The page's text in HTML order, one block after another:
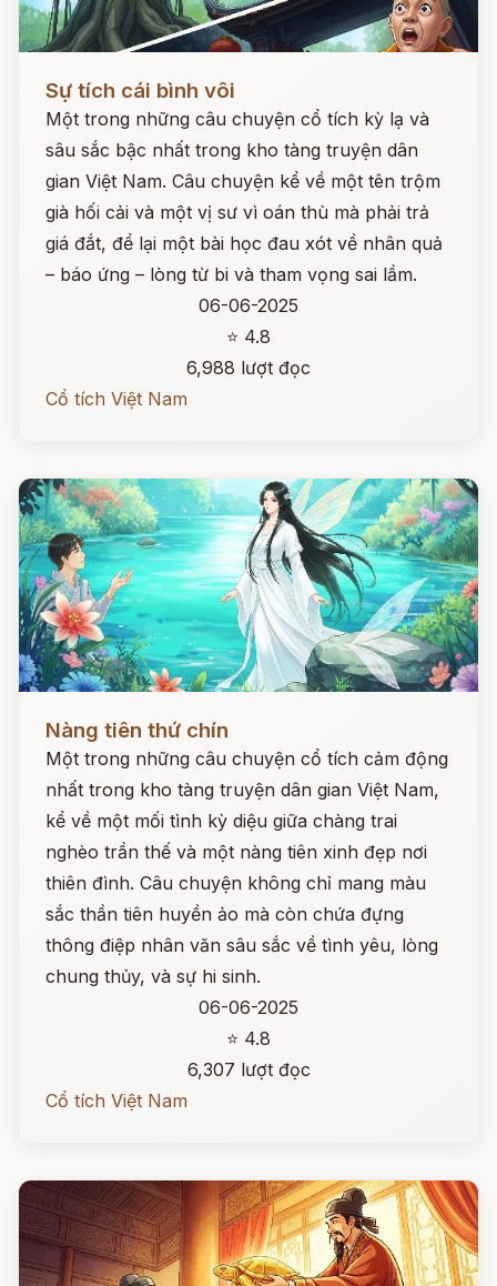
Sự tích cái bình vôi
Một trong những câu chuyện cổ tích kỳ lạ và
sâu sắc bậc nhất trong kho tàng truyện dân
gian Việt Nam. Câu chuyện kể về một tên trộm
già hối cải và một vị sư vì oán thù mà phải trả
giá đắt, để lại một bài học đau xót về nhân quả
– báo ứng – lòng từ bi và tham vọng sai lầm.
06-06-2025
⭐ 4.8
6,988 lượt đọc
Cổ tích Việt Nam
Nàng tiên thứ chín
Một trong những câu chuyện cổ tích cảm động
nhất trong kho tàng truyện dân gian Việt Nam,
kể về một mối tình kỳ diệu giữa chàng trai
nghèo trần thế và một nàng tiên xinh đẹp nơi
thiên đình. Câu chuyện không chỉ mang màu
sắc thần tiên huyền ảo mà còn chứa đựng
thông điệp nhân văn sâu sắc về tình yêu, lòng
chung thủy, và sự hi sinh.
06-06-2025
⭐ 4.8
6,307 lượt đọc
Cổ tích Việt Nam